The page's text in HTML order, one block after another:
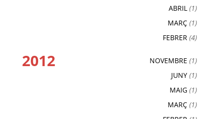
ABRIL (1)
MARÇ (1)
FEBRER (4)
2012 NOVEMBRE (1)
JUNY (1)
MAIG (1)
MARÇ (1)